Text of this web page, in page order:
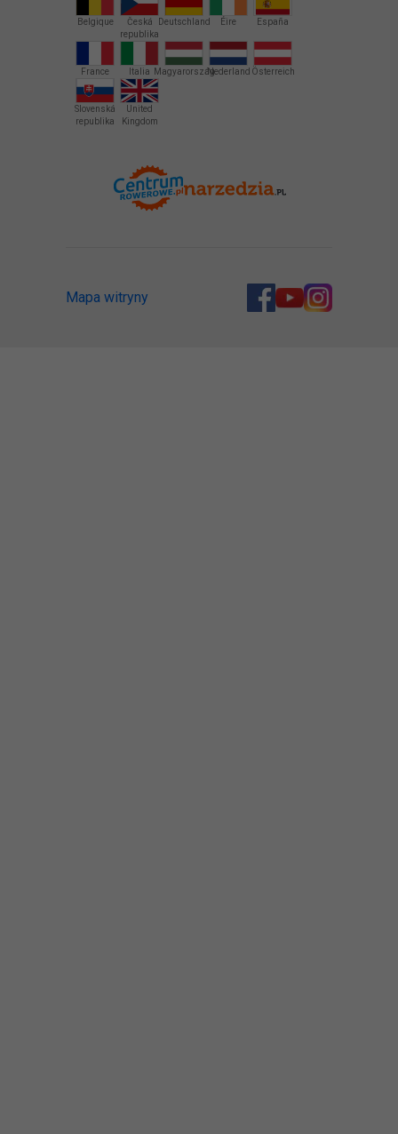
Belgique
Česká
republika
Deutschland Éire España
France Italia MagyarországNederland Österreich
Slovenská
republika
United
Kingdom
Mapa witryny